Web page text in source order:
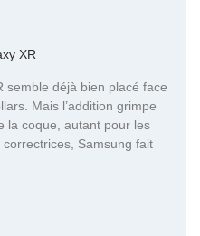
XR
semble déjà bien placé face
Mais l’addition grimpe
la coque, autant pour les
Samsung fait